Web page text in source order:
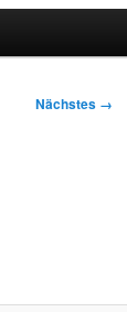
Nächstes →